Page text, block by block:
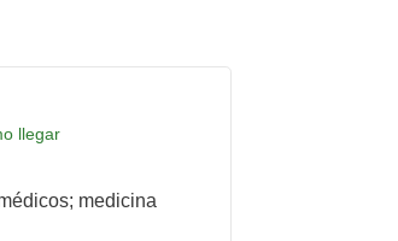
llegar
medicina